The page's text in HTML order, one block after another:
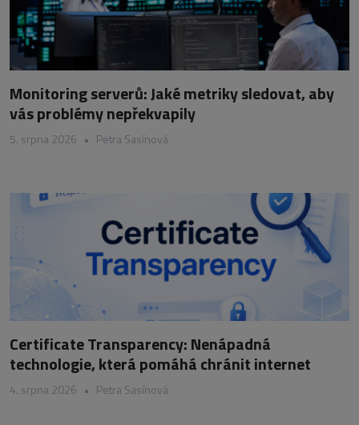
Monitoring serverů: Jaké metriky sledovat, aby
vás problémy nepřekvapily
5. srpna 2026 • Petra Sasínová
Certificate Transparency: Nenápadná
technologie, která pomáhá chránit internet
4. srpna 2026 • Petra Sasínová